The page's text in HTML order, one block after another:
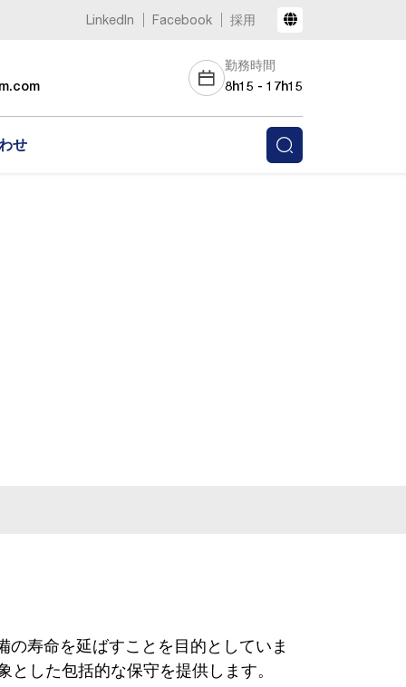
LinkedIn Facebook 採用
勤務時間
8h15 - 17h15
せ
寿命を延ばすことを目的としていま
した包括的な保守を提供します。